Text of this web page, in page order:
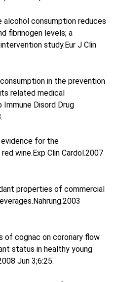
alcohol consumption reduces
fibrinogen levels; a
study.Eur J Clin
in the prevention
related medical
Disord Drug
evidence for the
wine.Exp Clin Cardol.2007
properties of commercial
of cognac on coronary flow
status in healthy young
Jun 3;6:25.